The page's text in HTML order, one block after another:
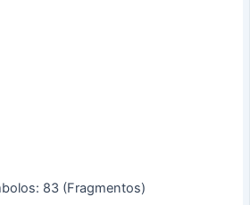
83 (Fragmentos)